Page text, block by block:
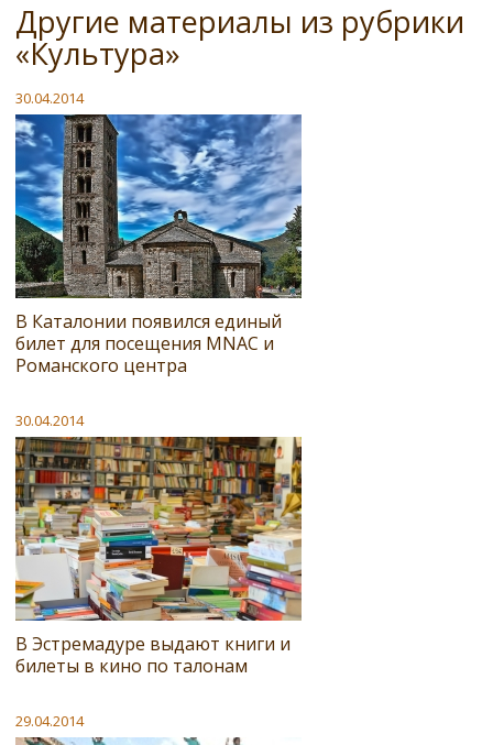
Другие материалы из рубрики
«Культура»
30.04.2014
В Каталонии появился единый
билет для посещения MNAC и
Романского центра
30.04.2014
В Эстремадуре выдают книги и
билеты в кино по талонам
29.04.2014